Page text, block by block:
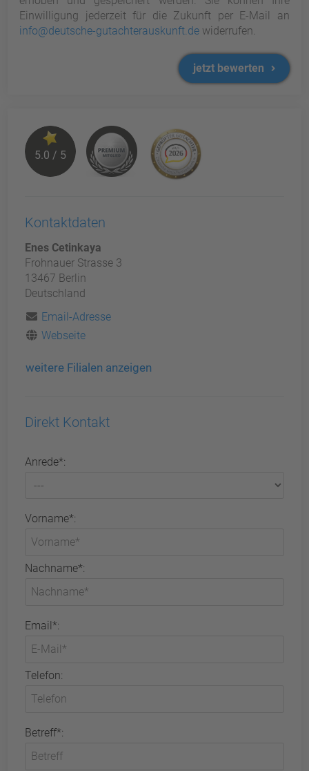
Einwilligung jederzeit für die Zukunft per E-Mail an
info@deutsche-gutachterauskunft.de widerrufen.
jetzt bewerten
5.0 / 5
Kontaktdaten
Enes Cetinkaya
Frohnauer Strasse 3
13467 Berlin
Deutschland
Email-Adresse
Webseite
weitere Filialen anzeigen
Direkt Kontakt
Anrede*:
Vorname*:
Nachname*:
Email*:
Telefon:
Betreff*: